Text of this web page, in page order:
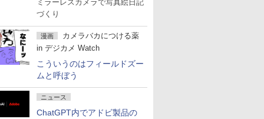
ミラーレスカメラで写真絵日記
づくり
漫画
カメラバカにつける薬
in デジカメ Watch
こういうのはフィールドズー
ムと呼ぼう
ニュース
ChatGPT内でアドビ製品の